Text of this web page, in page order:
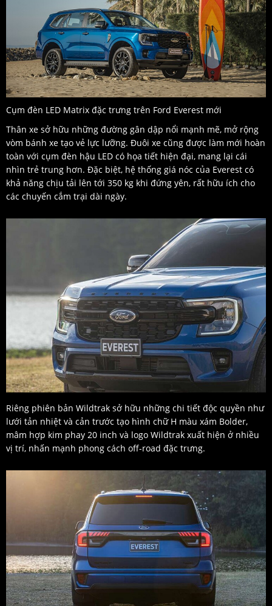
Cụm đèn LED Matrix đặc trưng trên Ford Everest mới
Thân xe sở hữu những đường gân dập nổi mạnh mẽ, mở rộng
vòm bánh xe tạo vẻ lực lưỡng. Đuôi xe cũng được làm mới hoàn
toàn với cụm đèn hậu LED có họa tiết hiện đại, mang lại cái
nhìn trẻ trung hơn. Đặc biệt, hệ thống giá nóc của Everest có
khả năng chịu tải lên tới 350 kg khi đứng yên, rất hữu ích cho
các chuyến cắm trại dài ngày.
Riêng phiên bản Wildtrak sở hữu những chi tiết độc quyền như
lưới tản nhiệt và cản trước tạo hình chữ H màu xám Bolder,
mâm hợp kim phay 20 inch và logo Wildtrak xuất hiện ở nhiều
vị trí, nhấn mạnh phong cách off-road đặc trưng.